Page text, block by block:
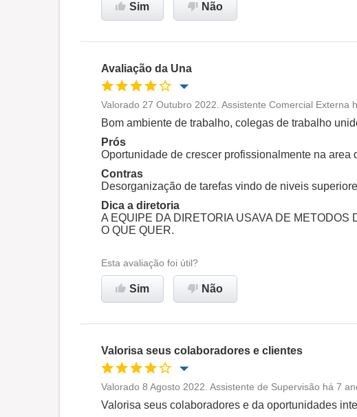
Sim Não
Avaliação da Una
Oportunidade de promoção
Ambiente de trabalho Benefícios
Recomenda esta empresa Não
Valorado 27 Outubro 2022. Assistente Comercial Externa
Bom ambiente de trabalho, colegas de trabalho
Prós
Oportunidade de crescer profissionalmente na area
Contras
Desorganização de tarefas vindo de niveis
Dica a diretoria
A EQUIPE DA DIRETORIA USAVA DE METODOS
O QUE QUER.
Esta avaliação foi útil?
Sim Não
Valorisa seus colaboradores e clientes
Oportunidade de promoção
Valorado 8 Agosto 2022. Assistente de Supervisão há 7
Valorisa seus colaboradores e da oportunidades